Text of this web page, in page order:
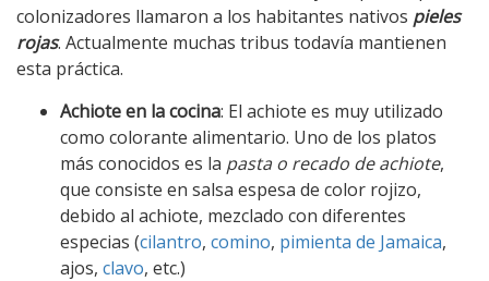
colonizadores llamaron a los habitantes nativos pieles
rojas. Actualmente muchas tribus todavía mantienen
esta práctica.
Achiote en la cocina: El achiote es muy utilizado
como colorante alimentario. Uno de los platos
más conocidos es la pasta o recado de achiote,
que consiste en salsa espesa de color rojizo,
debido al achiote, mezclado con diferentes
especias (cilantro, comino, pimienta de Jamaica,
ajos, clavo, etc.)